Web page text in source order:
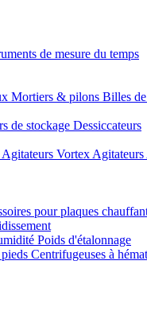
de mesure du temps
Mortiers & pilons Billes
de stockage Dessiccateurs
Agitateurs Vortex Agitateurs
pour plaques
Poids d'étalonnage
Centrifugeuses à